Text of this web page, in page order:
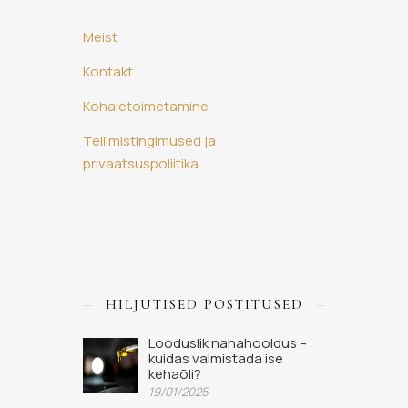
Meist
Kontakt
Kohaletoimetamine
Tellimistingimused ja
privaatsuspoliitika
HILJUTISED POSTITUSED
Looduslik nahahooldus –
kuidas valmistada ise
kehaõli?
19/01/2025